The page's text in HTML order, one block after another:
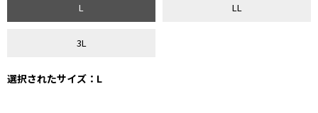
L LL
3L
選択されたサイズ：L